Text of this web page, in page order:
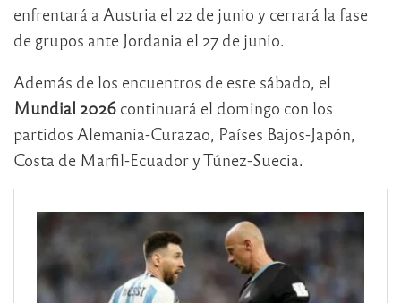
enfrentará a Austria el 22 de junio y cerrará la fase
de grupos ante Jordania el 27 de junio.
Además de los encuentros de este sábado, el
Mundial 2026 continuará el domingo con los
partidos Alemania-Curazao, Países Bajos-Japón,
Costa de Marfil-Ecuador y Túnez-Suecia.